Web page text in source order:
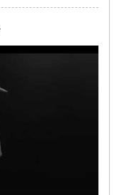
マカイラ スピニングリ